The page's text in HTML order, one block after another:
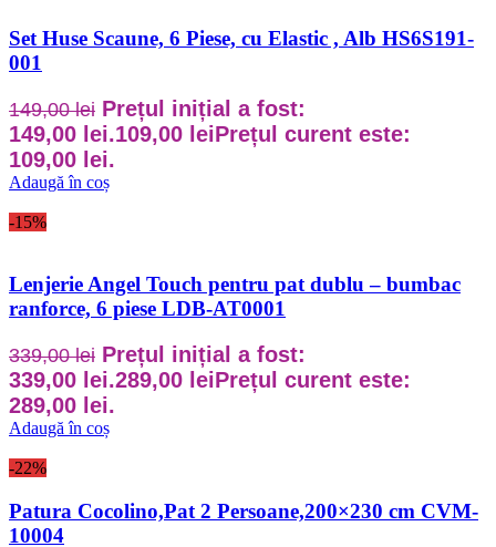
Set Huse Scaune, 6 Piese, cu Elastic , Alb HS6S191-
001
149,00lei Prețul inițial a fost:
149,00 lei.109,00 leiPrețul curent este:
109,00 lei.
Adaugă în coș
-15%
Lenjerie Angel Touch pentru pat dublu – bumbac
ranforce, 6 piese LDB-AT0001
339,00lei Prețul inițial a fost:
339,00 lei.289,00 leiPrețul curent este:
289,00 lei.
Adaugă în coș
-22%
Patura Cocolino,Pat 2 Persoane,200×230 cm CVM-
10004